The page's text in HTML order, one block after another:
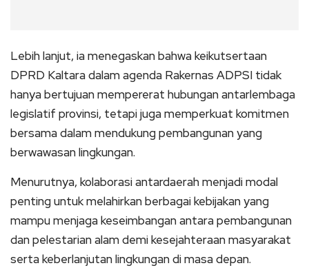
Lebih lanjut, ia menegaskan bahwa keikutsertaan
DPRD Kaltara dalam agenda Rakernas ADPSI tidak
hanya bertujuan mempererat hubungan antarlembaga
legislatif provinsi, tetapi juga memperkuat komitmen
bersama dalam mendukung pembangunan yang
berwawasan lingkungan.
Menurutnya, kolaborasi antardaerah menjadi modal
penting untuk melahirkan berbagai kebijakan yang
mampu menjaga keseimbangan antara pembangunan
dan pelestarian alam demi kesejahteraan masyarakat
serta keberlanjutan lingkungan di masa depan.